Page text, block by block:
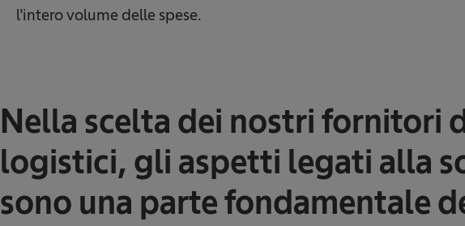
l'intero volume delle spese.
Nella scelta dei nostri fornitori
logistici, gli aspetti legati alla
sono una parte fondamentale